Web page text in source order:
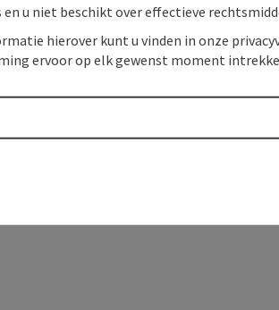
en u niet beschikt over effectieve
hierover kunt u vinden in onze
ervoor op elk gewenst moment